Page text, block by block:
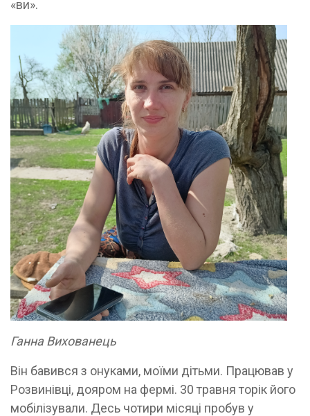
«ви».
Ганна Вихованець
Він бавився з онуками, моїми дітьми. Працював у
Розвинівці, дояром на фермі. 30 травня торік його
мобілізували. Десь чотири місяці пробув у